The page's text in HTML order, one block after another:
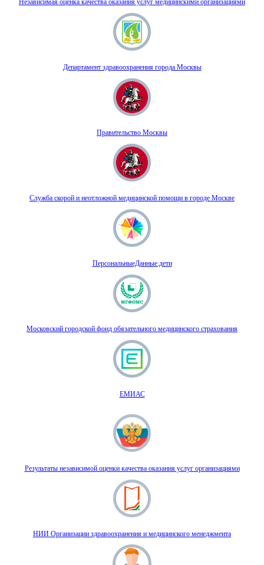
Независимая оценка качества оказания услуг медицинскими организациями
Департамент здравоохранения города Москвы
Правительство Москвы
Служба скорой и неотложной медицинской помощи в городе Москве
ПерсональныеДанные.дети
Московский городской фонд обязательного медицинского страхования
ЕМИАС
Результаты независимой оценки качества оказания услуг организациями
НИИ Организации здравоохранения и медицинского менеджмента